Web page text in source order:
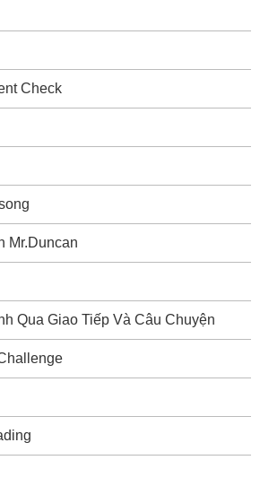
Check
Mr.Duncan
Qua Giao Tiếp Và Câu Chuyện